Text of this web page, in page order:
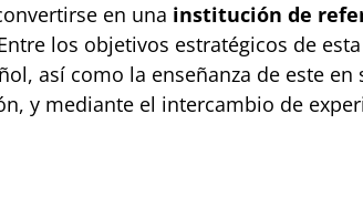
en una institución de
los objetivos estratégicos de
así como la enseñanza de este
y mediante el intercambio de